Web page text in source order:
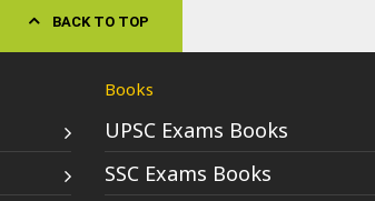
BACK TO TOP
Books
UPSC Exams Books
SSC Exams Books